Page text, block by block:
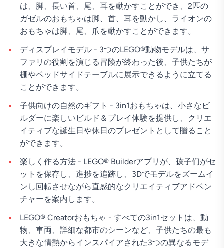
は、脚、長い首、尾、耳を動かすことができ、2匹の
ガゼルのおもちゃは脚、首、耳を動かし、ライオンの
おもちゃは脚、尾、爪を動かすことができます。
ディスプレイモデル - 3つのLEGO®動物モデルは、サ
ファリの役割を演じる冒険が終わった後、子供たちが
棚やベッドサイドテーブルに展示できるように立てる
ことができます。
子供向けの自然のギフト - 3in1おもちゃは、小さなビ
ルダーに楽しいビルド＆プレイ体験を提供し、クリエ
イティブな誕生日や休日のプレゼントとして贈ること
ができます。
楽しく作る方法 - LEGO® Builderアプリが、孩子们がセ
ットを保存し、進捗を追跡し、3Dでモデルをズームイ
ンし回転させながら直感的なクリエイティブアドベン
チャーを案内します。
LEGO® Creatorおもちゃ - すべての3in1セットは、動
物、車両、詳細な都市のシーンなど、子供たちの最も
大きな情熱からインスパイアされた3つの異なるモデ